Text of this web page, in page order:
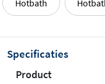
Hotbath
Specificaties
Product